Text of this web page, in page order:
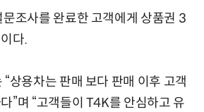
조사를 완료한 고객에게 상품권 3
다.
상용차는 판매 보다 판매 이후 고객
”며 “고객들이 T4K를 안심하고 유